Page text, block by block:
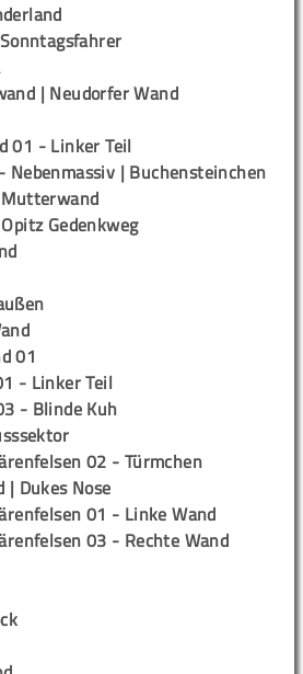
| Neudorfer Wand
01 - Linker Teil
Nebenmassiv | Buchensteinchen
Gedenkweg
01
- Linker Teil
- Blinde Kuh
02 - Türmchen
Dukes Nose
01 - Linke Wand
03 - Rechte Wand